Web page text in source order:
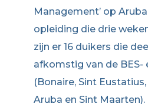
Management’ op
opleiding die drie
zijn er 16 duikers die
afkomstig van de BES-
(Bonaire, Sint
Aruba en Sint